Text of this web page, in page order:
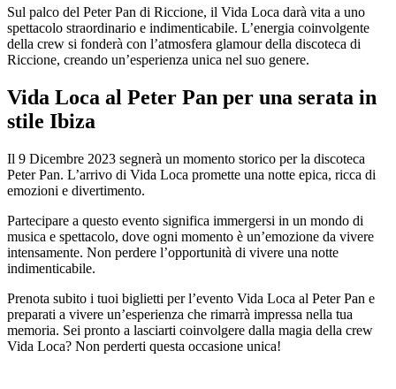
Sul palco del Peter Pan di Riccione, il Vida Loca darà vita a uno
spettacolo straordinario e indimenticabile. L’energia coinvolgente
della crew si fonderà con l’atmosfera glamour della discoteca di
Riccione, creando un’esperienza unica nel suo genere.
Vida Loca al Peter Pan per una serata in
stile Ibiza
Il 9 Dicembre 2023 segnerà un momento storico per la discoteca
Peter Pan. L’arrivo di Vida Loca promette una notte epica, ricca di
emozioni e divertimento.
Partecipare a questo evento significa immergersi in un mondo di
musica e spettacolo, dove ogni momento è un’emozione da vivere
intensamente. Non perdere l’opportunità di vivere una notte
indimenticabile.
Prenota subito i tuoi biglietti per l’evento Vida Loca al Peter Pan e
preparati a vivere un’esperienza che rimarrà impressa nella tua
memoria. Sei pronto a lasciarti coinvolgere dalla magia della crew
Vida Loca? Non perderti questa occasione unica!